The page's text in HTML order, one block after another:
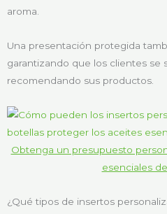
aroma.
Una presentación protegida
garantizando que los clientes se
recomendando sus productos.
Obtenga un presupuesto
esenciales
¿Qué tipos de insertos